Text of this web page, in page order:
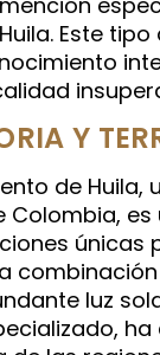
Este
Y
de Huila,
Colombia, es
únicas
luz